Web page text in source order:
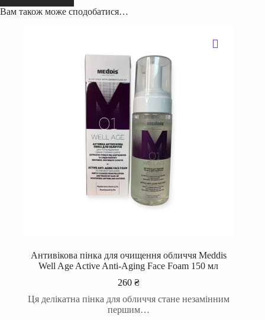
Вам також може сподобатися…
Антивікова пінка для очищення обличчя Meddis
Well Age Active Anti-Aging Face Foam 150 мл
260 ₴
Ця делікатна пінка для обличчя стане незамінним
першим…